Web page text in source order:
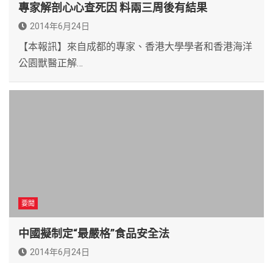
專家解剖心心查死因 料兩三周後有結果
2014年6月24日
【本報訊】來自成都的專家、香港大學學者和香港海洋
公園獸醫正解…
要聞
中國擬制定“最嚴格”食品安全法
2014年6月24日